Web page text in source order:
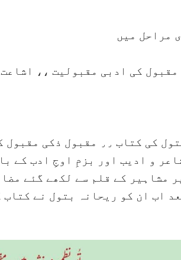
مراحل میں
کتاب ٫٫ مقبول ذکی مقبول کی ادبی مقبولیت
منکیرہ ( نمائندہ خصوصی ) ریحانہ بتول
و ادیب اور بزمِ اوجِ ادب کے
مشاہیر کے قلم سے لکھے گئے
اب ان کو ریحانہ بتول نے